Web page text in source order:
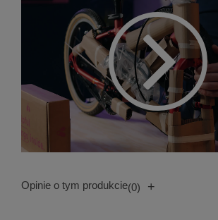
Opinie o tym produkcie(0) +